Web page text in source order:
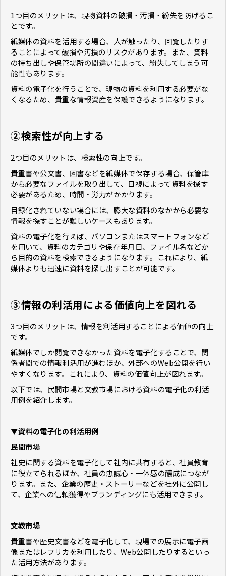
1つ目のメリットは、現物資料の破損・汚損・紛失を防げるこ
とです。
紙媒体の資料を活用する場合、人が触ったり、回覧したりす
ることによって破損や汚損のリスクがあります。また、資料
の持ち出しや保管場所の間違いによって、紛失してしまう可
能性もあります。
資料の電子化を行うことで、現物の資料を利用する必要がな
くなるため、貴重な情報資産を保護できるようになります。
②検索性が向上する
2つ目のメリットは、検索性の向上です。
貴重書や公文書、図書などを紙媒体で保存する場合、保管庫
から必要なファイルを取り出して、目視によって資料を探す
必要があるため、時間・労力がかかります。
目録化されていない場合には、膨大な資料のなかから必要な
情報を探すことが難しいケースもあります。
資料の電子化を行えば、パソコンまたはスマートフォンなど
を用いて、資料のカテゴリや保存年月日、ファイル名などか
ら目的の資料を検索できるようになります。これにより、紙
媒体よりも迅速に資料を探し出すことが可能です。
③情報の利活用による価値向上を図れる
3つ目のメリットは、情報を利活用することによる価値の向上
です。
紙媒体でしか閲覧できなかった資料を電子化することで、関
係者間での情報利活用が進むほか、外部へのWeb公開を行い
やすくなります。これにより、資料の価値向上が図れます。
以下では、民間市場と文教市場における資料の電子化の利活
用例を紹介します。
▼資料の電子化の利活用例
民間市場
社史に関する資料を電子化して社内に共有すると、社員教育
に役立てられるほか、社員の忠誠心・一体感の醸成につなが
ります。また、企業の歴史・ストーリーなどを社外に公開し
て、企業への信頼獲得やブランディングにも活用できます。
文教市場
貴重書や歴史文書などを電子化して、現場での展示に電子画
像またはレプリカを利用したり、Web公開したりするといっ
た活用方法があります。